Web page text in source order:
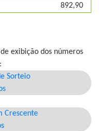
892,90
exibição dos números
Sorteio
Crescente